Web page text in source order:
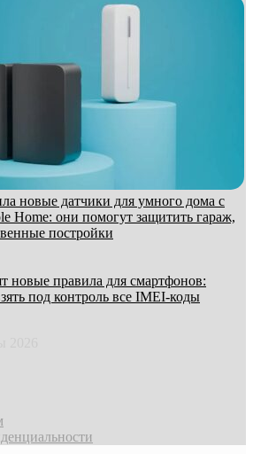
новые датчики для умного дома с
Home: они помогут защитить гараж,
постройки
новые правила для смартфонов:
под контроль все IMEI-коды